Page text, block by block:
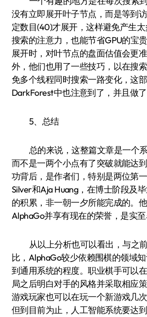
没有立即展开叶子节点，而是等到
定数目(40)才展开，这样避免产生
搜索的注意力，也能节省GPU的宝
展开时，对叶节点的盘面估值会更
外，他们也用了一些技巧，以在搜
免多个线程同时搜索一路变化，这
DarkForest中也注意到了，并且做了
5、总结
总的来说，这整篇文章是一个
而不是一两个小点有了突破就能达
功背后，是作者们，特别是两位第
Silver和Aja Huang，在博士阶段及
的积累，非一朝一夕所能完成的。
AlphaGo并享有现在的荣誉，是实至
从以上分析也可以看出，与之
比，AlphaGo较少依赖围棋的领域
到通用系统的程度。职业棋手可以
局之后明白对手的风格并采取相应
游戏玩家也可以在玩一个新游戏几
但到目前为止，人工智能系统要达